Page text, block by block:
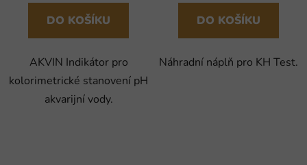
DO KOŠÍKU
AKVIN Indikátor pro
kolorimetrické stanovení pH
akvarijní vody.
DO KOŠÍKU
Náhradní náplň pro KH Test.